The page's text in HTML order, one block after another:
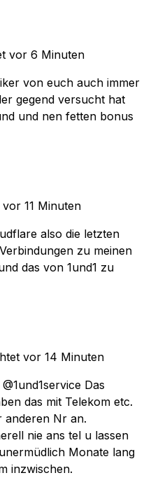
vor 6 Minuten
von euch auch immer
gegend versucht hat
und nen fetten bonus
vor 11 Minuten
also die letzten
zu meinen
das von 1und1 zu
vor 14 Minuten
Das
das mit Telekom etc.
anderen Nr an.
nie ans tel u lassen
Monate lang
inzwischen.